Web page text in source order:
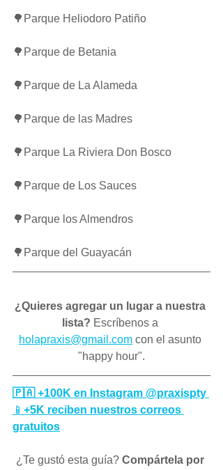
🌳Parque Heliodoro Patiño
🌳Parque de Betania
🌳Parque de La Alameda
🌳Parque de las Madres
🌳Parque La Riviera Don Bosco
🌳Parque de Los Sauces
🌳Parque los Almendros
🌳Parque del Guayacán
¿Quieres agregar un lugar a nuestra
lista? Escríbenos a
holapraxis@gmail.com con el asunto
"happy hour".
🇵🇦 +100K en Instagram @praxispty
📱 +5K reciben nuestros correos
gratuitos
¿Te gustó esta guía? Compártela por